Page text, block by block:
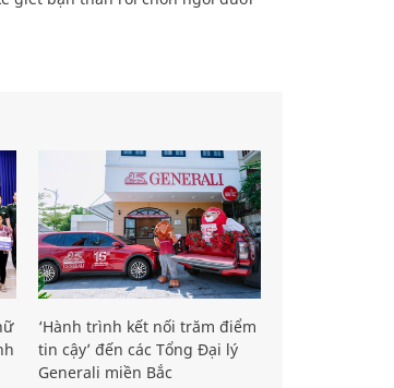
‘Hành trình kết nối trăm điểm
tin cậy’ đến các Tổng Đại lý
Generali miền Bắc